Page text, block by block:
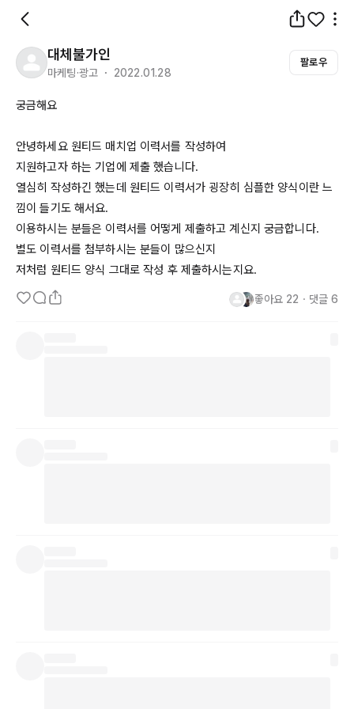
대체불가인
마케팅·광고 ・ 2022.01.28
팔로우
궁금해요
안녕하세요 원티드 매치업 이력서를 작성하여
지원하고자 하는 기업에 제출 했습니다.
열심히 작성하긴 했는데 원티드 이력서가 굉장히 심플한 양식이란 느
낌이 들기도 해서요.
이용하시는 분들은 이력서를 어떻게 제출하고 계신지 궁금합니다.
별도 이력서를 첨부하시는 분들이 많으신지
저처럼 원티드 양식 그대로 작성 후 제출하시는지요.
좋아요 22 ・ 댓글 6